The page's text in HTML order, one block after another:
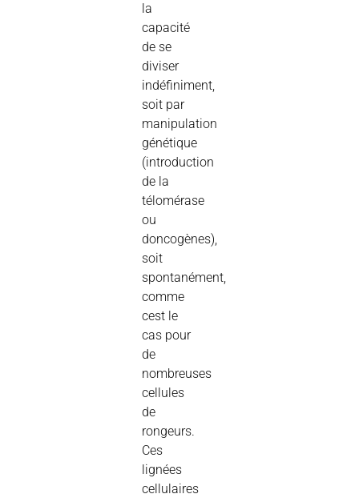
la
capacité
de se
diviser
indéfiniment,
soit par
manipulation
génétique
(introduction
de la
télomérase
ou
doncogènes),
soit
spontanément,
comme
cest le
cas pour
de
nombreuses
cellules
de
rongeurs.
Ces
lignées
cellulaires